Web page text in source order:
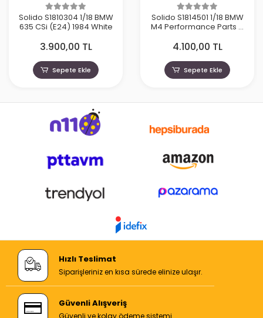
Solido S1810304 1/18 BMW
635 CSi (E24) 1984 White
3.900,00 TL
Sepete Ekle
Solido S1814501 1/18 BMW
M4 Performance Parts –
2025
4.100,00 TL
Sepete Ekle
Hızlı Teslimat
Siparişleriniz en kısa sürede elinize ulaşır.
Güvenli Alışveriş
Güvenli ve kolay ödeme sistemi